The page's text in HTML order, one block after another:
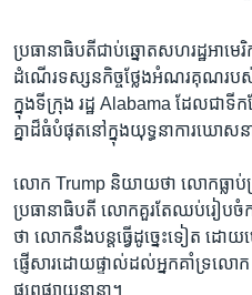
ស្វែង​
ភាសា
ប្រធានាធិបតី​ជាប់​ឆ្នោត​សហរដ្ឋ​អាម
ដំណើរ​ទស្សនកិច្ច​ថ្លែង​អំណរគុណ​រ
ក្នុង​ទីក្រុង រដ្ឋ Alabama ដែល​ជា​ទី
គ្នា​ដ៏​ធំ​បំផុត​នៅ​ក្នុង​យុទ្ធនាការ​ឃោសន
លោក Trump និយាយ​ថា លោក​ធ្លាប់​ត្
ប្រធានាធិបតី លោក​គួរតែ​ឈប់​រៀបចំ​កា
ថា លោក​នឹង​បន្ត​ធ្វើ​ដូច្នេះ​ទៀត ដោយ​
ផ្ញើ​សារ​ដោយ​ផ្ទាល់​ដល់​អ្នក​គាំទ្រ​លោ
ផ្សព្វផ្សាយ​នានា។